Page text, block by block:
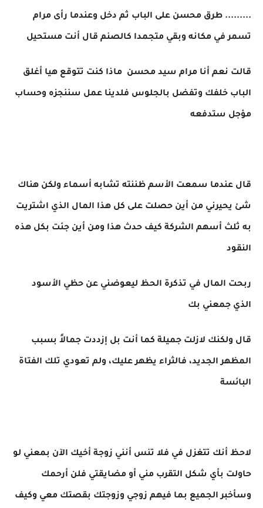
......... طرق محسن على الباب ثم دخل وعندما رأى مرام
تسمر في مكانه وبقي متجمدا كالصنم قال أنت مستحيل
قالت نعم أنا مرام سيد محسن ماذا كنت تتوقع هيا أغلق
الباب خلفك وتفضل بالجلوس فلدينا عمل سننجزه وحساب
مؤجل ستدفعه
قال عندما سمعت الأسم ظننته تشابه أسماء ولكن هناك
شئ يحيرني من أين حصلت على كل هذا المال الذي اشتريت
به ثلث أسهم الشركة كيف حدث هذا ومن أين جئت بكل هذه
النقود
ربحت المال في تذكرة الحظ ليعوضني عن حظي الأسود
الذي جمعني بك
قال ولكنك لازلت جميلة كما أنت بل إزددت جمالاً بسبب
المظهر الجديد، فالثراء يظهر عليك، ولم تعودي تلك الفتاة
البائسة
لاحظ أنك تتغزل في فلا تنس أنني زوجة أخيك الآن بمعني لو
حاولت بأي شكل التقرب مني أو مضايقتي فلن أرحمك
وسأخبر الجميع بما فيهم زوجي وزوجتك بقصتك معي وكيف